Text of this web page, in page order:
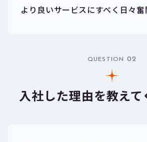
より良いサービスにすべく日々奮
QUESTION 02
入社した理由を教えて